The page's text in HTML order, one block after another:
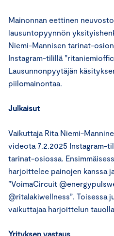
Mainonnan eettinen
lausuntopyynnön
Niemi-Mannisen tarinat-
Instagram-tilillä
Lausunnonpyytäjän
piilomainontaa.
Julkaisut
Vaikuttaja Rita Niemi-
videota 7.2.2025 Instagram-
tarinat-osiossa.
harjoittelee painojen kanssa
”VoimaCircuit
@ritalakiwellness”. Toisessa
vaikuttajaa harjoittelun
Yrityksen vastaus